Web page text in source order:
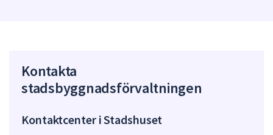
Kontakta
stadsbyggnadsförvaltningen
Kontaktcenter i Stadshuset